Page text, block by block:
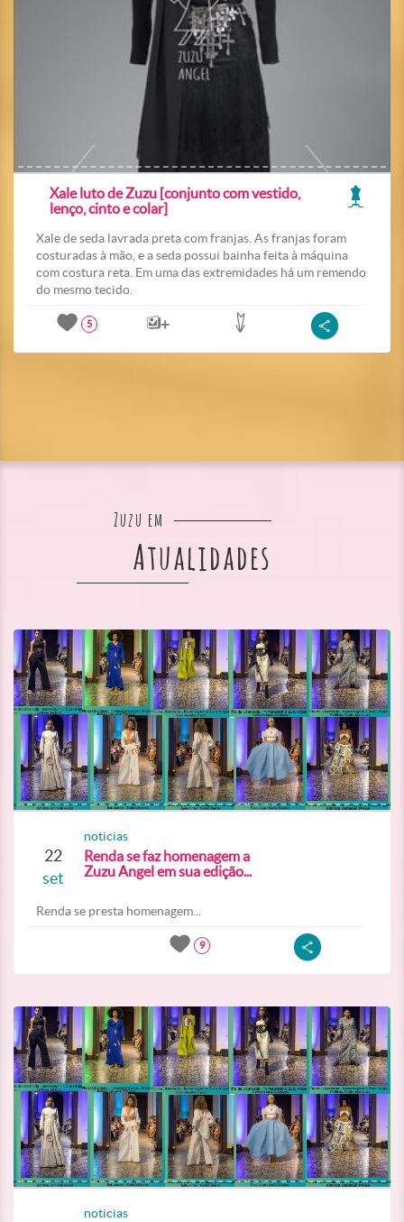
Xale luto de Zuzu [conjunto com vestido,
lenço, cinto e colar]
Xale de seda lavrada preta com franjas. As franjas foram
costuradas à mão, e a seda possui bainha feita à máquina
com costura reta. Em uma das extremidades há um remendo
do mesmo tecido.
5
Zuzu em
Atualidades
22
set
noticias
Renda se faz homenagem a
Zuzu Angel em sua edição...
Renda se presta homenagem...
9
noticias